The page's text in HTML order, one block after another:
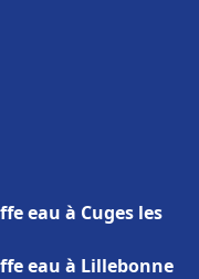
eau à Cuges les
eau à Lillebonne